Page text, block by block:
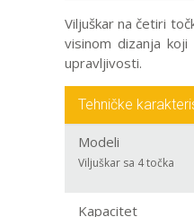
Viljuškar na četiri
visinom dizanja
upravljivosti.
Tehničke
Modeli
Viljuškar sa 4 točka
Kapacitet